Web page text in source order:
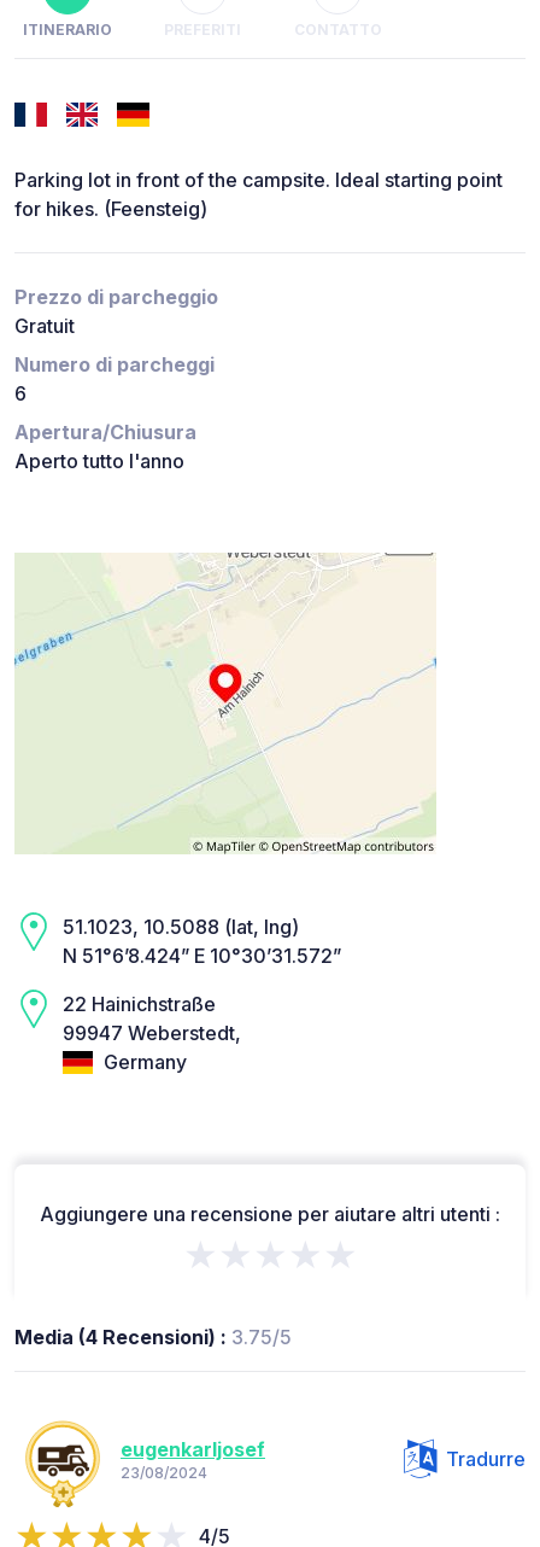
ITINERARIO PREFERITI CONTATTO
Parking lot in front of the campsite. Ideal starting point
for hikes. (Feensteig)
Prezzo di parcheggio
Gratuit
Numero di parcheggi
6
Apertura/Chiusura
Aperto tutto l'anno
51.1023, 10.5088 (lat, lng)
N 51°6’8.424” E 10°30’31.572”
22 Hainichstraße
99947 Weberstedt,
Germany
Aggiungere una recensione per aiutare altri utenti :
★★★★★
Media (4 Recensioni) : 3.75/5
eugenkarljosef
23/08/2024
Tradurre
4/5